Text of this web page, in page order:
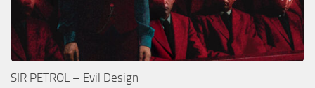
SIR PETROL – Evil Design